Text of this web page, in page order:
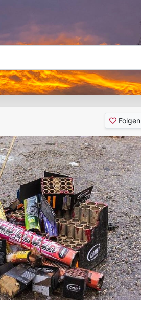
Folgen